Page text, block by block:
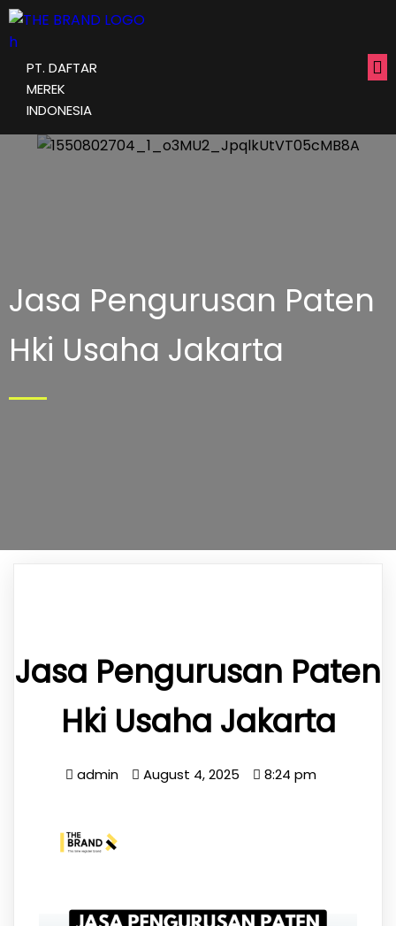
PT. DAFTAR
MEREK
INDONESIA
Jasa Pengurusan Paten
Hki Usaha Jakarta
Jasa Pengurusan Paten
Hki Usaha Jakarta
admin August 4, 2025 8:24 pm